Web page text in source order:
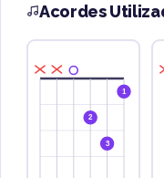
Acordes
2
3
1